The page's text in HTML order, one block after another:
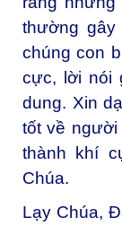
thường gây
chúng con
cực, lời nói
dung. Xin
tốt về người
thành khí
Chúa.
Lạy Chúa,